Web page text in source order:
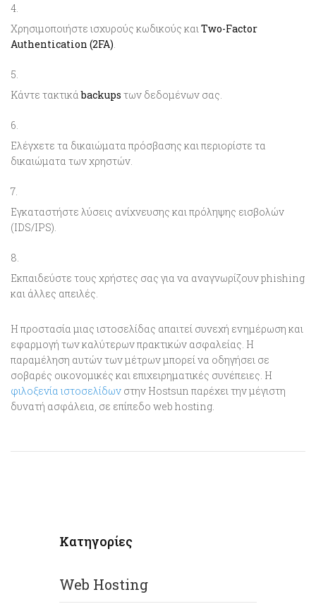
Χρησιμοποιήστε ισχυρούς κωδικούς και Two-Factor
Authentication (2FA)
Κάντε τακτικάbackups των δεδομένων σας.
Ελέγχετε τα δικαιώματα πρόσβασης και περιορίστε τα
δικαιώματα των χρηστών.
Εγκαταστήστε λύσεις ανίχνευσης και πρόληψης εισβολών
(IDS/IPS).
Εκπαιδεύστε τους χρήστες σας για να αναγνωρίζουν phishing
και άλλες απειλές.
Η προστασία μιας ιστοσελίδας απαιτεί συνεχή ενημέρωση και
εφαρμογή των καλύτερων πρακτικών ασφαλείας. Η
παραμέληση αυτών των μέτρων μπορεί να οδηγήσει σε
σοβαρές οικονομικές και επιχειρηματικές συνέπειες. H
φιλοξενία ιστοσελίδων στην Hostsun παρέχει την μέγιστη
δυνατή ασφάλεια, σε επίπεδο web hosting.
Κατηγορίες
Web Hosting